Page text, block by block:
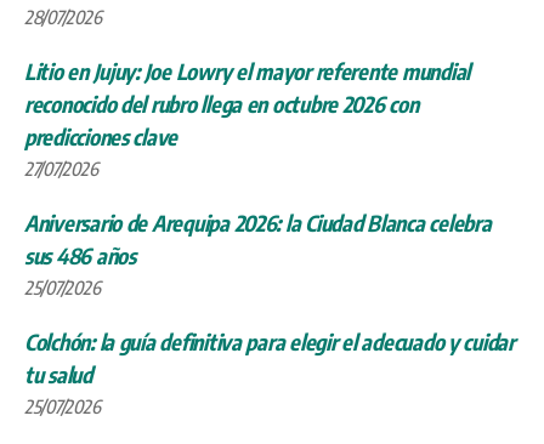
28/07/2026
Litio en Jujuy: Joe Lowry el mayor referente mundial
reconocido del rubro llega en octubre 2026 con
predicciones clave
27/07/2026
Aniversario de Arequipa 2026: la Ciudad Blanca celebra
sus 486 años
25/07/2026
Colchón: la guía definitiva para elegir el adecuado y cuidar
tu salud
25/07/2026